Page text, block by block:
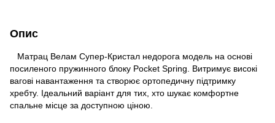
Опис
Матрац Велам Супер-Кристал недорога модель на основі
посиленого пружинного блоку Poсket Spring. Витримує високі
вагові навантаження та створює ортопедичну підтримку
хребту. Ідеальний варіант для тих, хто шукає комфортне
спальне місце за доступною ціною.